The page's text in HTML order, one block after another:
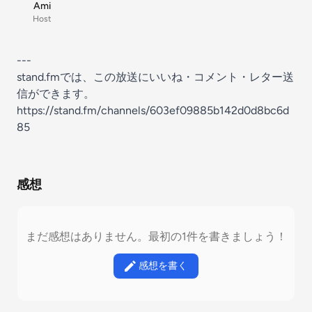
Ami
Host
---
stand.fmでは、この放送にいいね・コメント・レター送
信ができます。
https://stand.fm/channels/603ef09885b142d0d8bc6d
85
感想
まだ感想はありません。最初の1件を書きましょう！
感想を書く